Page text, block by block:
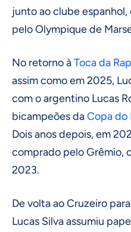
junto ao clube
pelo Olympique de
No retorno àToca da
assim como em 2025,
com o argentino Lucas
bicampeões daCopa do
Dois anos depois, em
comprado pelo Grêmio,
2023.
De volta ao Cruzeiro
Lucas Silva assumiu